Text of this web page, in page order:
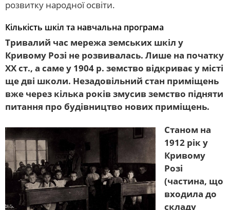
розвитку народної освіти.
Кількість шкіл та навчальна програма
Тривалий час мережа земських шкіл у
Кривому Розі не розвивалась. Лише на початку
ХХ ст., а саме у 1904 р. земство відкриває у місті
ще дві школи. Незадовільний стан приміщень
вже через кілька років змусив земство підняти
питання про будівництво нових приміщень.
Станом на
1912 рік у
Кривому
Розі
(частина, що
входила до
складу